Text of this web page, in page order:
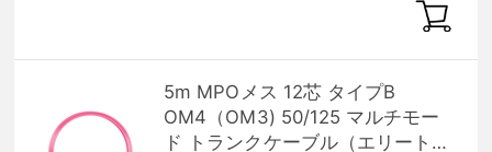
5m MPOメス 12芯 タイプB
OM4（OM3) 50/125 マルチモー
ド トランクケーブル（エリート、